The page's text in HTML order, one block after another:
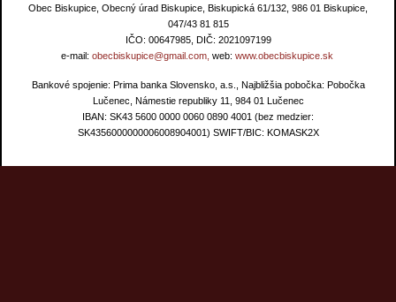
Obec Biskupice, Obecný úrad Biskupice, Biskupická 61/132, 986 01 Biskupice,
047/43 81 815
IČO: 00647985, DIČ: 2021097199
e-mail: obecbiskupice@gmail.com, web: www.obecbiskupice.sk
Bankové spojenie: Prima banka Slovensko, a.s., Najbližšia pobočka: Pobočka
Lučenec, Námestie republiky 11, 984 01 Lučenec
IBAN: SK43 5600 0000 0060 0890 4001 (bez medzier:
SK4356000000006008904001) SWIFT/BIC: KOMASK2X